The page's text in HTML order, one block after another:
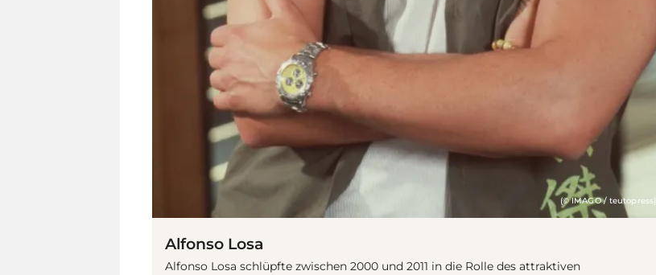
(© IMAGO / teutopress)
Alfonso Losa
Alfonso Losa schlüpfte zwischen 2000 und 2011 in die Rolle des attraktiven